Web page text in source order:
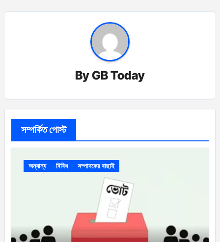
ByGB Today
সম্পর্কিত পোস্ট
অন্যান্য বিবিধ সম্পাদকের বাছাই